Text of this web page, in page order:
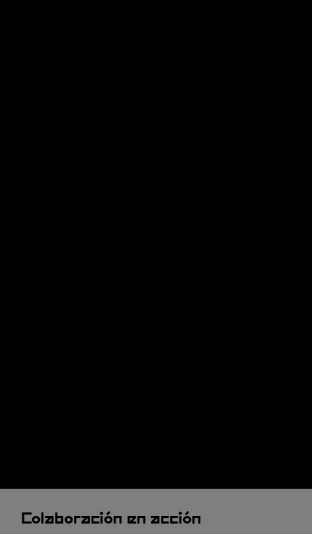
Colaboración en acción